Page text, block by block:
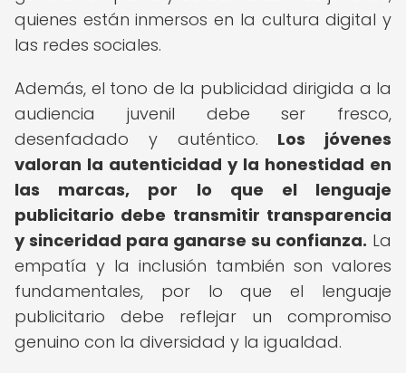
quienes están inmersos en la cultura digital y
las redes sociales.
Además, el tono de la publicidad dirigida a la
audiencia juvenil debe ser fresco,
desenfadado y auténtico. Los jóvenes
valoran la autenticidad y la honestidad en
las marcas, por lo que el lenguaje
publicitario debe transmitir transparencia
y sinceridad para ganarse su confianza. La
empatía y la inclusión también son valores
fundamentales, por lo que el lenguaje
publicitario debe reflejar un compromiso
genuino con la diversidad y la igualdad.